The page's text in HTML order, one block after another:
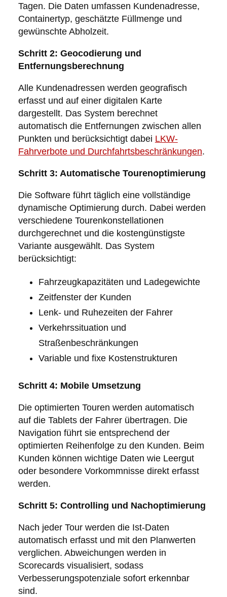
Tagen. Die Daten umfassen Kundenadresse,
Containertyp, geschätzte Füllmenge und
gewünschte Abholzeit.
Schritt 2: Geocodierung und
Entfernungsberechnung
Alle Kundenadressen werden geografisch
erfasst und auf einer digitalen Karte
dargestellt. Das System berechnet
automatisch die Entfernungen zwischen allen
Punkten und berücksichtigt dabei LKW-
Fahrverbote und Durchfahrtsbeschränkungen.
Schritt 3: Automatische Tourenoptimierung
Die Software führt täglich eine vollständige
dynamische Optimierung durch. Dabei werden
verschiedene Tourenkonstellationen
durchgerechnet und die kostengünstigste
Variante ausgewählt. Das System
berücksichtigt:
Fahrzeugkapazitäten und Ladegewichte
Zeitfenster der Kunden
Lenk- und Ruhezeiten der Fahrer
Verkehrssituation und
Straßenbeschränkungen
Variable und fixe Kostenstrukturen
Schritt 4: Mobile Umsetzung
Die optimierten Touren werden automatisch
auf die Tablets der Fahrer übertragen. Die
Navigation führt sie entsprechend der
optimierten Reihenfolge zu den Kunden. Beim
Kunden können wichtige Daten wie Leergut
oder besondere Vorkommnisse direkt erfasst
werden.
Schritt 5: Controlling und Nachoptimierung
Nach jeder Tour werden die Ist-Daten
automatisch erfasst und mit den Planwerten
verglichen. Abweichungen werden in
Scorecards visualisiert, sodass
Verbesserungspotenziale sofort erkennbar
sind.